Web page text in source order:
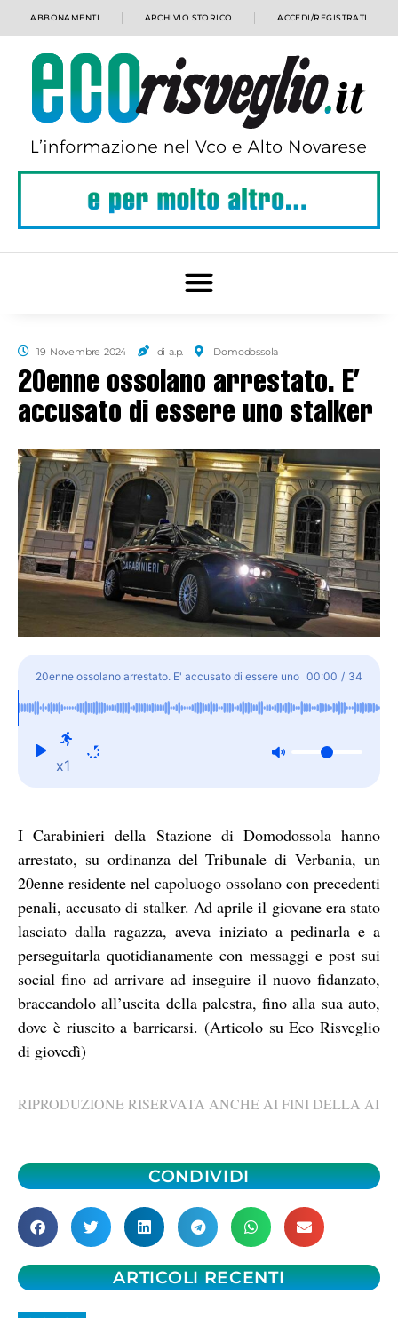
ABBONAMENTI ARCHIVIO STORICO ACCEDI/REGISTRATI
19 Novembre 2024 di a.p. Domodossola
20enne ossolano arrestato. E’
accusato di essere uno stalker
20enne ossolano arrestato. E' accusato di essere uno
stalker
00:00 / 34
x1
I Carabinieri della Stazione di Domodossola hanno
arrestato, su ordinanza del Tribunale di Verbania, un
20enne residente nel capoluogo ossolano con precedenti
penali, accusato di stalker. Ad aprile il giovane era stato
lasciato dalla ragazza, aveva iniziato a pedinarla e a
perseguitarla quotidianamente con messaggi e post sui
social fino ad arrivare ad inseguire il nuovo fidanzato,
braccandolo all’uscita della palestra, fino alla sua auto,
dove è riuscito a barricarsi. (Articolo su Eco Risveglio
di giovedì)
RIPRODUZIONE RISERVATA ANCHE AI FINI DELLA AI
CONDIVIDI
ARTICOLI RECENTI